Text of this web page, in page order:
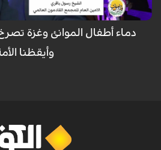
دماء أطفال الموانئ وغزة
وأيقظنا